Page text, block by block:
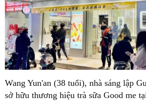
Wang Yun'an (38 tuổi), nhà sáng lập
sở hữu thương hiệu trà sữa Good me